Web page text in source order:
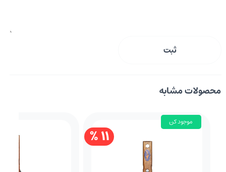
ثبت
محصولات مشابه
11 %
موجود کن